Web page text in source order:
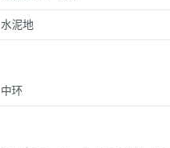
水泥地
中环